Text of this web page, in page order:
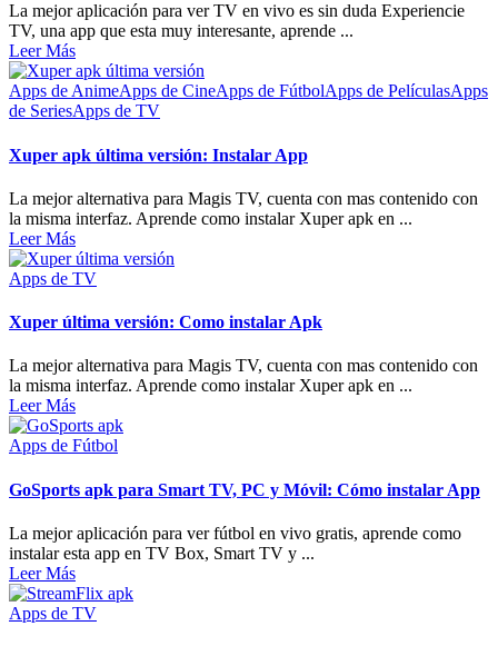
La mejor aplicación para ver TV en vivo es sin duda Experiencie
TV, una app que esta muy interesante, aprende ...
Leer Más
Apps de AnimeApps de CineApps de FútbolApps de PelículasApps
de SeriesApps de TV
Xuper apk última versión: Instalar App
La mejor alternativa para Magis TV, cuenta con mas contenido con
la misma interfaz. Aprende como instalar Xuper apk en ...
Leer Más
Apps de TV
Xuper última versión: Como instalar Apk
La mejor alternativa para Magis TV, cuenta con mas contenido con
la misma interfaz. Aprende como instalar Xuper apk en ...
Leer Más
Apps de Fútbol
GoSports apk para Smart TV, PC y Móvil: Cómo instalar App
La mejor aplicación para ver fútbol en vivo gratis, aprende como
instalar esta app en TV Box, Smart TV y ...
Leer Más
Apps de TV